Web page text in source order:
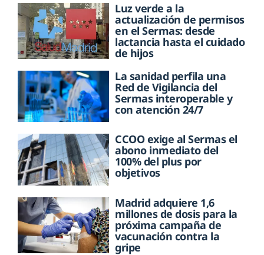
Luz verde a la
actualización de permisos
en el Sermas: desde
lactancia hasta el cuidado
de hijos
La sanidad perfila una
Red de Vigilancia del
Sermas interoperable y
con atención 24/7
CCOO exige al Sermas el
abono inmediato del
100% del plus por
objetivos
Madrid adquiere 1,6
millones de dosis para la
próxima campaña de
vacunación contra la
gripe